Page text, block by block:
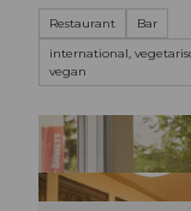
Restaurant
Bar
international,
vegan